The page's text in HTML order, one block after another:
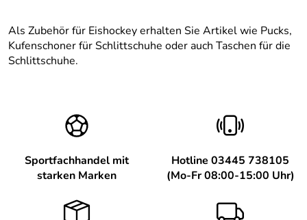
Als Zubehör für Eishockey erhalten Sie Artikel wie Pucks,
Kufenschoner für Schlittschuhe oder auch Taschen für die
Schlittschuhe.
Sportfachhandel mit
starken Marken
Hotline 03445 738105
(Mo-Fr 08:00-15:00 Uhr)